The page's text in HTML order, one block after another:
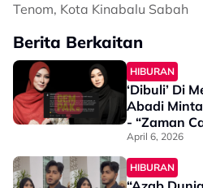
Tenom, Kota Kinabalu Sabah
Berita Berkaitan
HIBURAN
‘Dibuli’ Di
Abadi
- “Zaman
Sekarang…”
April 6, 2026
HIBURAN